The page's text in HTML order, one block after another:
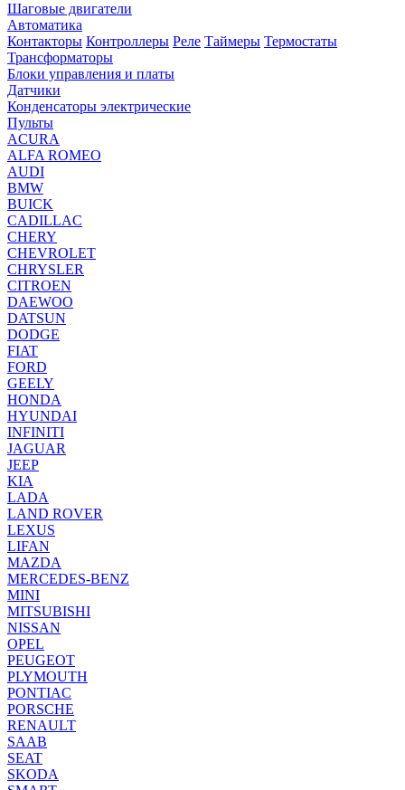
Шаговые двигатели
Автоматика
Контакторы Контроллеры Реле Таймеры Термостаты
Трансформаторы
Блоки управления и платы
Датчики
Конденсаторы электрические
Пульты
ACURA
ALFA ROMEO
AUDI
BMW
BUICK
CADILLAC
CHERY
CHEVROLET
CHRYSLER
CITROEN
DAEWOO
DATSUN
DODGE
FIAT
FORD
GEELY
HONDA
HYUNDAI
INFINITI
JAGUAR
JEEP
KIA
LADA
LAND ROVER
LEXUS
LIFAN
MAZDA
MERCEDES-BENZ
MINI
MITSUBISHI
NISSAN
OPEL
PEUGEOT
PLYMOUTH
PONTIAC
PORSCHE
RENAULT
SAAB
SEAT
SKODA